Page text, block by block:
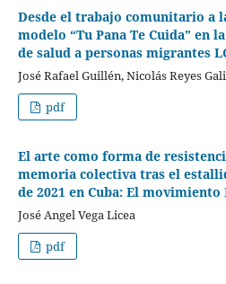
Desde el trabajo comunitario a
modelo “Tu Pana Te Cuida” en
de salud a personas migrantes
José Rafael Guillén, Nicolás Reyes
pdf
El arte como forma de
memoria colectiva tras el
de 2021 en Cuba: El
José Angel Vega Licea
pdf